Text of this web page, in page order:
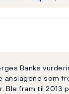
Banks
som
fram til 2013